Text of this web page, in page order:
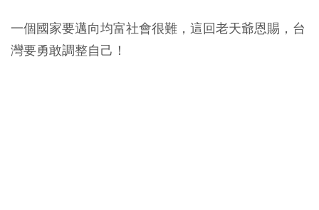
一個國家要邁向均富社會很難，這回老天爺恩賜，台
灣要勇敢調整自己！